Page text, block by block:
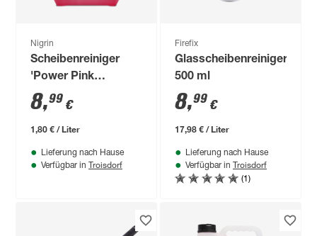
Nigrin
Scheibenreiniger
'Power Pink
Euphoria'
Grapefruit-Minze 5 l
8,99 €
1,80 € / Liter
Lieferung nach Hause
Verfügbar in Troisdorf
Firefix
Glasscheibenreiniger
500 ml
8,99 €
17,98 € / Liter
Lieferung nach Hause
Verfügbar in Troisdorf
(1)